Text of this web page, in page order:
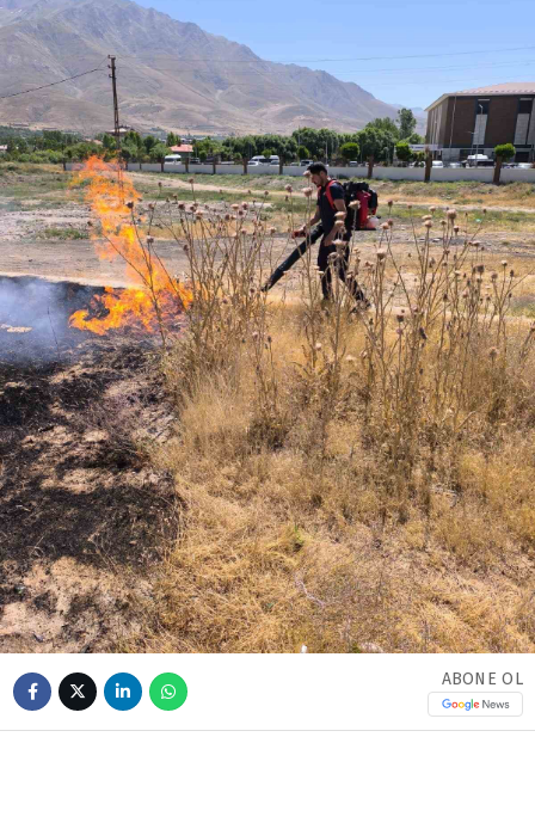
ABONE OL